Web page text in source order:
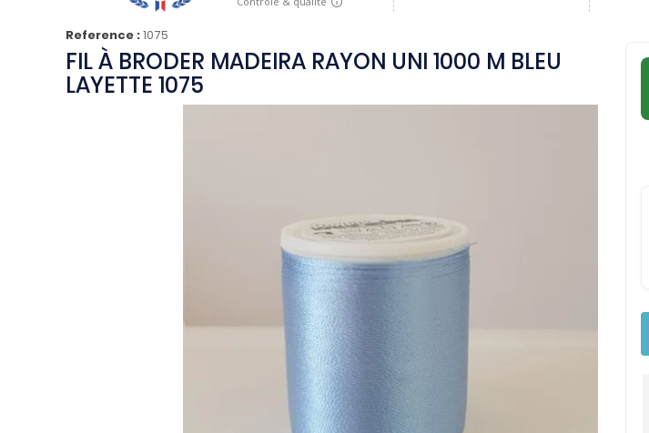
Reference :1075
FIL À BRODER MADEIRA RAYON UNI 1000 M BLEU
LAYETTE 1075